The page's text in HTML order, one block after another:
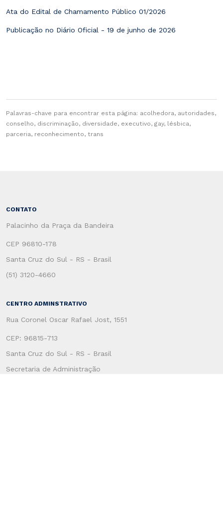
Ata do Edital de Chamamento Público 01/2026
Publicação no Diário Oficial - 19 de junho de 2026
Palavras-chave para encontrar esta página: acolhedora, autoridades,
conselho, discriminação, diversidade, executivo, gay, lésbica,
parceria, reconhecimento, trans
CONTATO
Palacinho da Praça da Bandeira
CEP 96810-178
Santa Cruz do Sul - RS - Brasil
(51) 3120-4660
CENTRO ADMINSTRATIVO
Rua Coronel Oscar Rafael Jost, 1551
CEP: 96815-713
Santa Cruz do Sul - RS - Brasil
Secretaria de Administração